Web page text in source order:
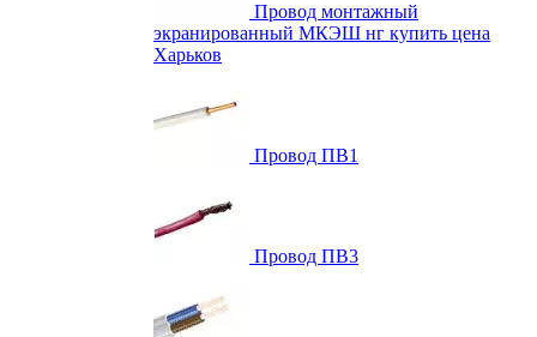
Провод монтажный
экранированный МКЭШ нг купить цена
Харьков
Провод ПВ1
Провод ПВ3